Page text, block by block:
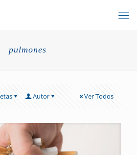
pulmones
Autor Ver Todos